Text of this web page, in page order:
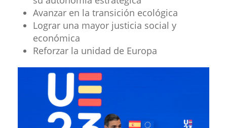
Avanzar en la transición ecológica
Lograr una mayor justicia social y
económica
Reforzar la unidad de Europa